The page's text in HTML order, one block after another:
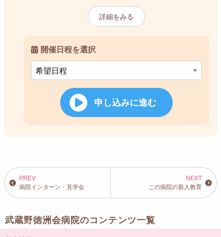
詳細をみる
開催日程を選択
申し込みに進む
病院インターン・見学会 この病院の新人教育
武蔵野徳洲会病院のコンテンツ一覧